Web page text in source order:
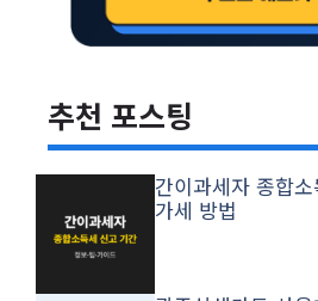
추천 포스팅
간이과세자 종합
가세 방법